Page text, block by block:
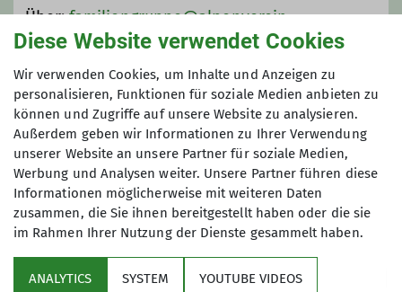
und möchten die Familiengruppe neu
beleben: Wir sind Schwestern und
der Schwäbischen Alb oder überall
zwischen Allgäu und den Dolomiten.
Durch unsere insg. 4 Kinder haben wir
dazu gelernt, wie die Tourenauswahl
mit Kindern (oft, aber nicht immer)
gelingt:
Der Weg ist das Ziel. Die Gehzeit
flexibel. Umplanen und an die
Tagesform und –stimmung anpassen
ein Muss. Es braucht gute Pause– und
Über:familiengruppe@alpenverein-
ebingen.de
Preis
Eintritt Boulderbox + Anteil an der
Trainerstunde
Maximale Teilnehmeranzahl
10
Diese Website verwendet Cookies
Wir verwenden Cookies, um Inhalte und Anzeigen zu
personalisieren, Funktionen für soziale Medien anbieten zu
können und Zugriffe auf unsere Website zu analysieren.
Außerdem geben wir Informationen zu Ihrer Verwendung
unserer Website an unsere Partner für soziale Medien,
Werbung und Analysen weiter. Unsere Partner führen diese
Informationen möglicherweise mit weiteren Daten
zusammen, die Sie ihnen bereitgestellt haben oder die sie
im Rahmen Ihrer Nutzung der Dienste gesammelt haben.
ANALYTICS SYSTEM YOUTUBE VIDEOS